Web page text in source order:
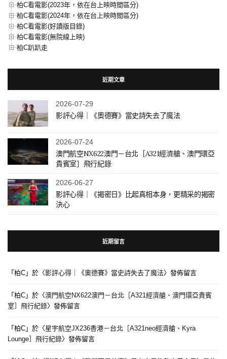
柏C看電影(2023年，依在台上映時間區分)
柏C看電影(2024年，依在台上映時間區分)
柏C看電影(好讀版目錄)
柏C看電影(無院線上映)
柏C趴趴走
近期文章
2026-07-29
影評心得｜《奧德賽》當史詩失去了魔法
2026-07-24
澳門航空NX622澳門－台北［A321經濟艙、澳門環亞
貴賓室］飛行紀錄
2026-06-27
影評心得｜《揭密日》比起真相本身，更精采的揭密
決心
近期留言
「柏C 」於〈影評心得｜《奧德賽》當史詩失去了魔法〉發佈留言
「柏C 」於〈澳門航空NX622澳門－台北［A321經濟艙、澳門環亞貴賓
室］飛行紀錄〉發佈留言
「柏C 」於〈星宇航空JX236香港－台北［A321neo經濟艙、Kyra
Lounge］飛行紀錄〉發佈留言